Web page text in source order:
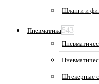
Шланги и
Пневматика 543
Штекерные